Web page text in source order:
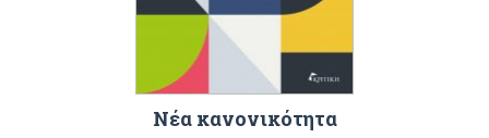
Νέα κανονικότητα